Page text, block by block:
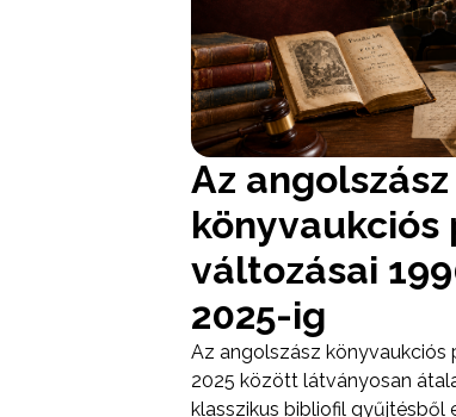
Az angolszász
könyvaukciós
változásai
2025-ig
Az angolszász könyvaukciós
2025 között látványosan
klasszikus bibliofil gyűjtésből